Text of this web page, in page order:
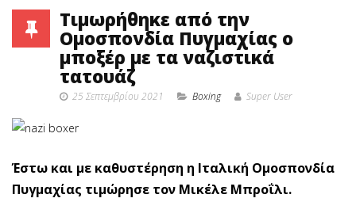
Τιμωρήθηκε από την
Ομοσπονδία Πυγμαχίας ο
μποξέρ με τα ναζιστικά
τατουάζ
25 Σεπτεμβρίου 2021 Boxing Super User
Έστω και με καθυστέρηση η Ιταλική Ομοσπονδία
Πυγμαχίας τιμώρησε τον Μικέλε Μπροΐλι.